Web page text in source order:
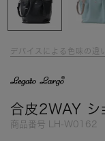
デバイスによる色味の違
合皮2WAY シ
商品番号 LH-W0162